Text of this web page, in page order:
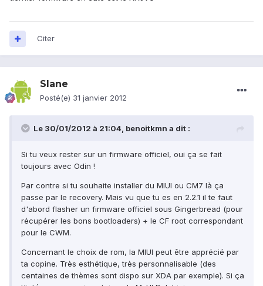
Citer
Slane
Posté(e) 31 janvier 2012
Le 30/01/2012 à 21:04, benoitkmn a dit :
Si tu veux rester sur un firmware officiel, oui ça se fait
toujours avec Odin !
Par contre si tu souhaite installer du MIUI ou CM7 là ça
passe par le recovery. Mais vu que tu es en 2.2.1 il te faut
d'abord flasher un firmware officiel sous Gingerbread (pour
récupérer les bons bootloaders) + le CF root correspondant
pour le CWM.
Concernant le choix de rom, la MIUI peut être apprécié par
ta copine. Très esthétique, très personnalisable (des
centaines de thèmes sont dispo sur XDA par exemple). Si ça